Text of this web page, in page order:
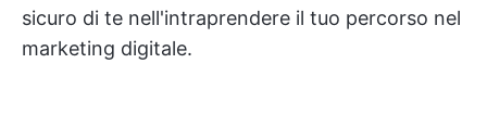
sicuro di te nell'intraprendere il tuo percorso nel
marketing digitale.